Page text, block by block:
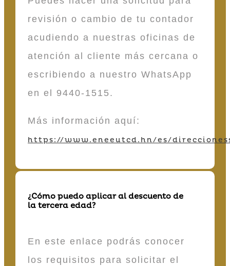
revisión o cambio de tu contador
acudiendo a nuestras oficinas de
atención al cliente más cercana o
escribiendo a nuestro WhatsApp
en el 9440-1515.
Más información aquí:
https://www.eneeutcd.hn/es/
¿Cómo puedo aplicar al descuento de
la tercera edad?
En este enlace podrás conocer
los requisitos para solicitar el